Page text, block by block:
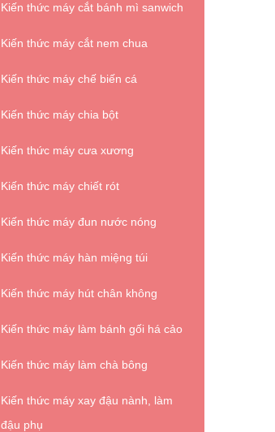
Kiến thức máy cắt bánh mì sanwich
Kiến thức máy cắt nem chua
Kiến thức máy chế biến cá
Kiến thức máy chia bột
Kiến thức máy cưa xương
Kiến thức máy chiết rót
Kiến thức máy đun nước nóng
Kiến thức máy hàn miệng túi
Kiến thức máy hút chân không
Kiến thức máy làm bánh gối há cảo
Kiến thức máy làm chà bông
Kiến thức máy xay đậu nành, làm
đậu phụ